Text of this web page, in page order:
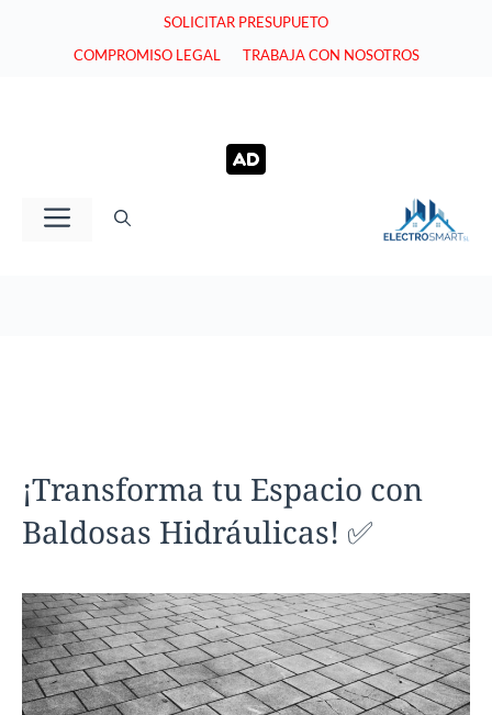
SOLICITAR PRESUPUETO
COMPROMISO LEGAL
TRABAJA CON NOSOTROS
Menú
¡Transforma tu Espacio con
Baldosas Hidráulicas! ✅